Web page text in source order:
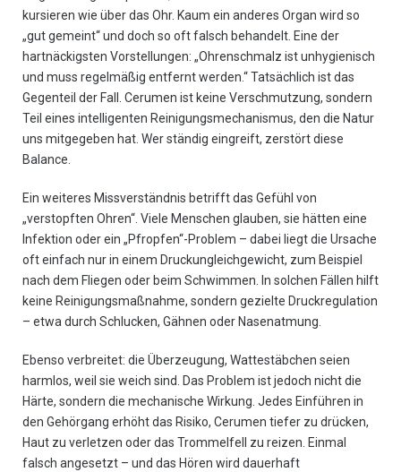
kursieren wie über das Ohr. Kaum ein anderes Organ wird so
„gut gemeint“ und doch so oft falsch behandelt. Eine der
hartnäckigsten Vorstellungen: „Ohrenschmalz ist unhygienisch
und muss regelmäßig entfernt werden.“ Tatsächlich ist das
Gegenteil der Fall. Cerumen ist keine Verschmutzung, sondern
Teil eines intelligenten Reinigungsmechanismus, den die Natur
uns mitgegeben hat. Wer ständig eingreift, zerstört diese
Balance.
Ein weiteres Missverständnis betrifft das Gefühl von
„verstopften Ohren“. Viele Menschen glauben, sie hätten eine
Infektion oder ein „Pfropfen“-Problem – dabei liegt die Ursache
oft einfach nur in einem Druckungleichgewicht, zum Beispiel
nach dem Fliegen oder beim Schwimmen. In solchen Fällen hilft
keine Reinigungsmaßnahme, sondern gezielte Druckregulation
– etwa durch Schlucken, Gähnen oder Nasenatmung.
Ebenso verbreitet: die Überzeugung, Wattestäbchen seien
harmlos, weil sie weich sind. Das Problem ist jedoch nicht die
Härte, sondern die mechanische Wirkung. Jedes Einführen in
den Gehörgang erhöht das Risiko, Cerumen tiefer zu drücken,
Haut zu verletzen oder das Trommelfell zu reizen. Einmal
falsch angesetzt – und das Hören wird dauerhaft